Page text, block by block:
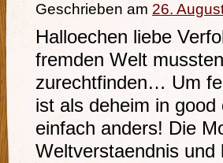
Geschrieben am 26.
Halloechen liebe
fremden Welt
zurechtfinden… Um
ist als deheim in good
einfach anders! Die
Weltverstaendnis und